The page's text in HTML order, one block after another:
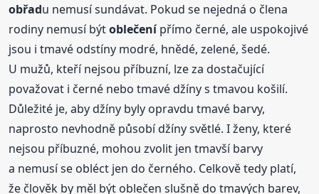
obřadu nemusí sundávat. Pokud se nejedná o člena
rodiny nemusí býtoblečenípřímo černé, ale uspokojivé
jsou i tmavé odstíny modré, hnědé, zelené, šedé.
U mužů, kteří nejsou příbuzní, lze za dostačující
považovat i černé nebo tmavé džíny s tmavou košilí.
Důležité je, aby džíny byly opravdu tmavé barvy,
naprosto nevhodně působí džíny světlé. I ženy, které
nejsou příbuzné, mohou zvolit jen tmavší barvy
a nemusí se obléct jen do černého. Celkově tedy platí,
že člověk by měl být oblečen slušně do tmavých barev,